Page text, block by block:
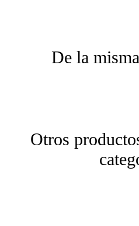
De la
Otros